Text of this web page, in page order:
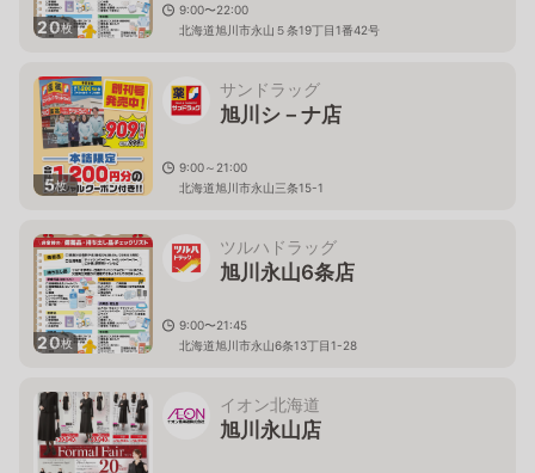
20枚
9:00〜22:00
北海道旭川市永山５条19丁目1番42号
5枚
サンドラッグ
旭川シ－ナ店
9:00～21:00
北海道旭川市永山三条15-1
20枚
ツルハドラッグ
旭川永山6条店
9:00〜21:45
北海道旭川市永山6条13丁目1-28
イオン北海道
旭川永山店